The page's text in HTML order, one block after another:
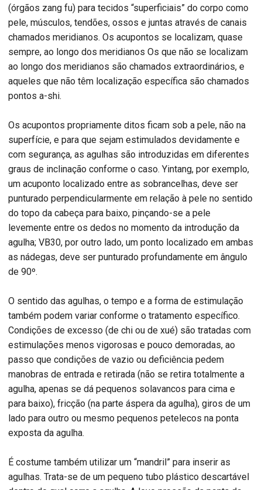
(órgãos zang fu) para tecidos “superficiais” do corpo como
pele, músculos, tendões, ossos e juntas através de canais
chamados meridianos. Os acupontos se localizam, quase
sempre, ao longo dos meridianos Os que não se localizam
ao longo dos meridianos são chamados extraordinários, e
aqueles que não têm localização específica são chamados
pontos a-shi.
Os acupontos propriamente ditos ficam sob a pele, não na
superfície, e para que sejam estimulados devidamente e
com segurança, as agulhas são introduzidas em diferentes
graus de inclinação conforme o caso. Yintang, por exemplo,
um acuponto localizado entre as sobrancelhas, deve ser
punturado perpendicularmente em relação à pele no sentido
do topo da cabeça para baixo, pinçando-se a pele
levemente entre os dedos no momento da introdução da
agulha; VB30, por outro lado, um ponto localizado em ambas
as nádegas, deve ser punturado profundamente em ângulo
de 90º.
O sentido das agulhas, o tempo e a forma de estimulação
também podem variar conforme o tratamento específico.
Condições de excesso (de chi ou de xué) são tratadas com
estimulações menos vigorosas e pouco demoradas, ao
passo que condições de vazio ou deficiência pedem
manobras de entrada e retirada (não se retira totalmente a
agulha, apenas se dá pequenos solavancos para cima e
para baixo), fricção (na parte áspera da agulha), giros de um
lado para outro ou mesmo pequenos petelecos na ponta
exposta da agulha.
É costume também utilizar um “mandril” para inserir as
agulhas. Trata-se de um pequeno tubo plástico descartável